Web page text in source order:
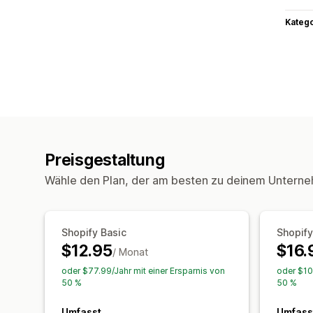
Preisgestaltung
Wähle den Plan, der am besten zu deinem
Shopify Basic
$12.95/ Monat
oder $77.99/Jahr mit einer Ersparnis von
50 %
oder
50 %